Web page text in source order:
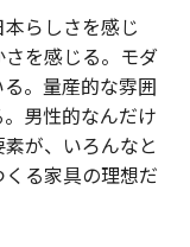
らしさを感じ
を感じる。モダ
。量産的な雰囲
男性的なんだけ
が、いろんなと
る家具の理想だ